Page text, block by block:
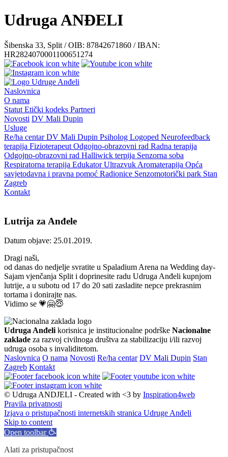
Udruga ANĐELI
Šibenska 33, Split / OIB: 87842671860 / IBAN:
HR2824070001100651274
Naslovnica
O nama
Statut Etički kodeks Partneri
Novosti DV Mali Dupin
Usluge
Re/ha centarDV Mali Dupin Psiholog Logoped Neurofeedback
terapija Fizioterapeut Odgojno-obrazovni rad Radna terapija
Odgojno-obrazovni rad Halliwick terpija Senzorna soba
Respiratorna terapija EdukatorUltrazvuk Aromaterapija Opća
savjetodavna i pravna pomoć Radionice Senzomotorički park Stan
Zagreb
Kontakt
Lutrija za Anđele
Datum objave: 25.01.2019.
Dragi naši,
od danas do nedjelje svratite u Spaladium Arena na Wedding day-
Sajam vjenčanja Split i doprinesite radu Udruga Anđeli kupnjom
lutrije, a u subotu od 17 do 20 sati zasladite nepce prekrasnim
tortama i donirajte nas.
Vidimo se 💗🤗😇
Udruga Anđeli korisnica je institucionalne podrške Nacionalne
zaklade za razvoj civilnoga društva za stabilizaciju i/ili razvoj
udruga osoba s invaliditetom.
Naslovnica O nama Novosti Re/ha centar DV Mali Dupin Stan
Zagreb Kontakt
© Udruga ANDJELI - Created with <3 by Inspiration4web
Pravila privatnosti
Izjava o pristupačnosti internetskih stranica Udruge Anđeli
Skip to content
Open toolbar
Alati za pristupačnost